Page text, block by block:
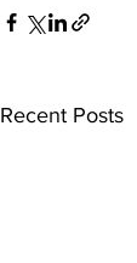
Recent Posts